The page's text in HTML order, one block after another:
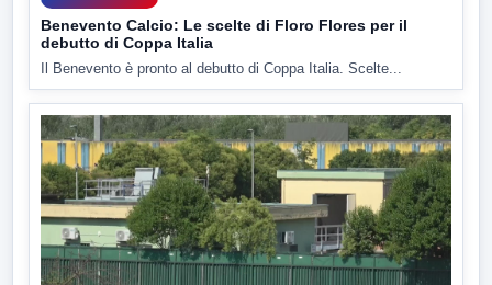
Benevento Calcio: Le scelte di Floro Flores per il
debutto di Coppa Italia
Il Benevento è pronto al debutto di Coppa Italia. Scelte...